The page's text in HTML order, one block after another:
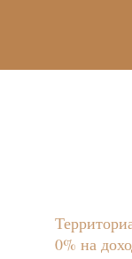
0% на